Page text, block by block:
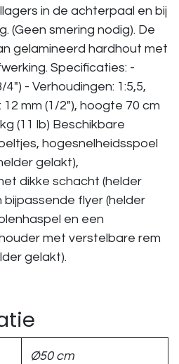
in de achterpaal en bij
(Geen smering nodig). De
gelamineerd hardhout met
Specificaties: -
- Verhoudingen: 1:5,5,
12 mm (1/2"), hoogte 70 cm
(11 lb) Beschikbare
hogesnelheidsspoel
gelakt),
dikke schacht (helder
bijpassende flyer (helder
en een
met verstelbare rem
gelakt).
Ø50 cm